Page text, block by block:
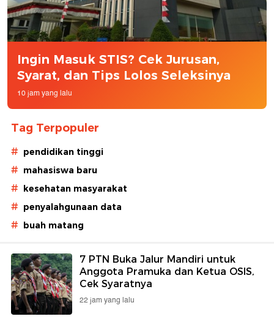
Ingin Masuk STIS? Cek Jurusan,
Syarat, dan Tips Lolos Seleksinya
10 jam yang lalu
Tag Terpopuler
# pendidikan tinggi
# mahasiswa baru
# kesehatan masyarakat
# penyalahgunaan data
# buah matang
7 PTN Buka Jalur Mandiri untuk
Anggota Pramuka dan Ketua OSIS,
Cek Syaratnya
22 jam yang lalu